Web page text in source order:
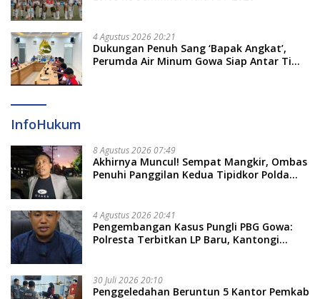
4 Agustus 2026 20:21
Dukungan Penuh Sang ‘Bapak Angkat’,
Perumda Air Minum Gowa Siap Antar Tim
InfoHukum
8 Agustus 2026 07:49
Akhirnya Muncul! Sempat Mangkir, Ombas
Penuhi Panggilan Kedua Tipidkor Polda
4 Agustus 2026 20:41
Pengembangan Kasus Pungli PBG Gowa:
Polresta Terbitkan LP Baru, Kantongi
30 Juli 2026 20:10
Penggeledahan Beruntun 5 Kantor Pemkab